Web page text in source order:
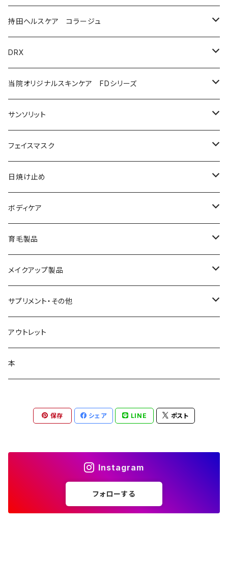
美容液（日焼け止め）
美容液（スペシャルケア）
プログラムキット
アイケア
日焼け止め
ユースフルリップ
ウォッシュ
クリーム
バランスケア
ローション
クレンジング
美容液
化粧品
洗顔
化粧水
持田ヘルスケア コラージュ
ソープ（石鹸）
泡石鹸
コラージュフルフルホイップソープ
メイク落とし
化粧水
美容液
乳液
クリーム
日焼け止め
シャンプー・リンス
コラージュフルフル泡石鹸
DRX
AZAクリア
当院オリジナルスキンケア FDシリーズ
ソープ
ローション
サンソリット
日焼け止め
フェイスマスク
フェイスマスク
サンソリット
日焼け止め
サンソリット
アクセーヌ
ボディケア
キュアデイズ
育毛製品
まつ毛美容液
メイクアップ製品
ビューティフルスキン
サプリメント・その他
飲む日焼け止め
髪の毛サプリ
アウトレット
本
保存 シェア LINE ポスト
Instagram
フォローする